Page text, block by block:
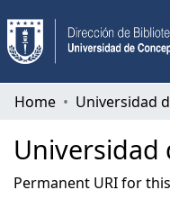
Communities &
All of DSpace
Home
Universidad
Permanent URI for